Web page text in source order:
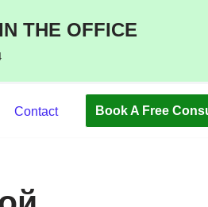
THE OFFICE
Contact Book A Free